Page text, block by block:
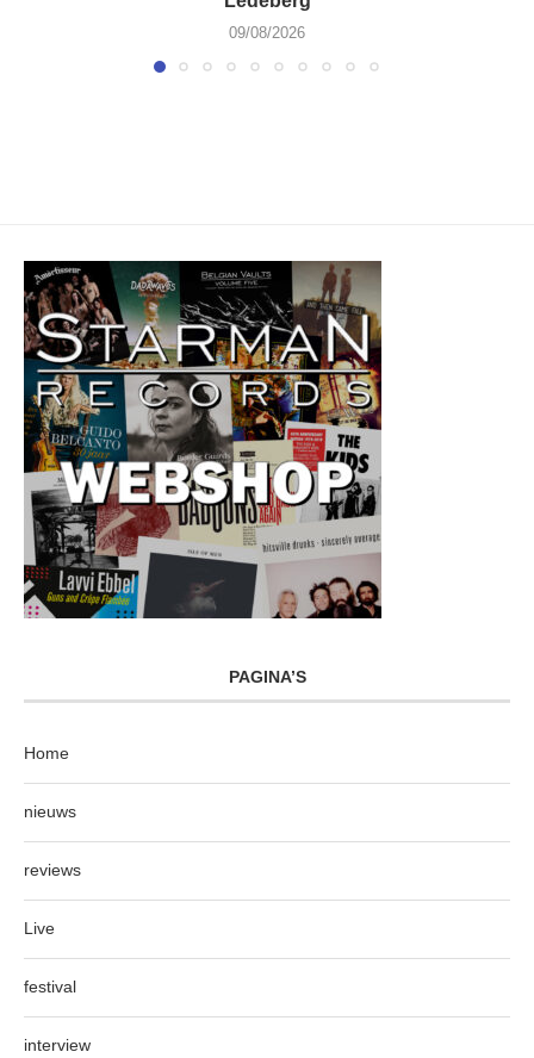
09/08/2026
PAGINA’S
Home
nieuws
reviews
Live
festival
interview